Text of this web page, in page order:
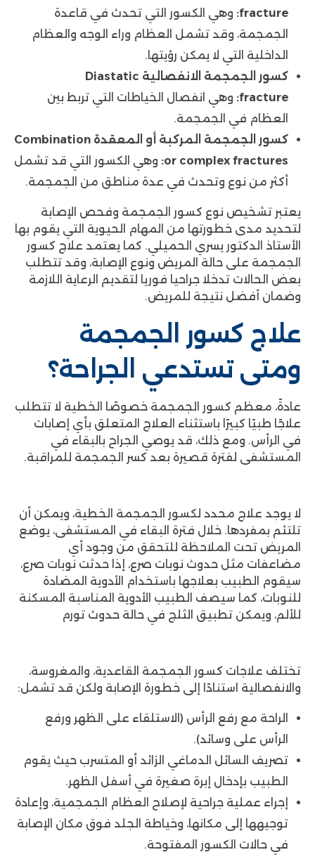
fracture: وهي الكسور التي تحدث في قاعدة
الجمجمة، وقد تشمل العظام وراء الوجه والعظام
الداخلية التي لا يمكن رؤيتها.
كسور الجمجمة الانفصالية Diastatic
fracture: وهي انفصال الخياطات التي تربط بين
العظام في الجمجمة.
كسور الجمجمة المركبة أو المعقدة Combination
or complex fractures: وهي الكسور التي قد تشمل
أكثر من نوع وتحدث في عدة مناطق من الجمجمة.
يعتبر تشخيص نوع كسور الجمجمة وفحص الإصابة
لتحديد مدى خطورتها من المهام الحيوية التي يقوم بها
الأستاذ الدكتور يسري الحميلي. كما يعتمد علاج كسور
الجمجمة على حالة المريض ونوع الإصابة، وقد تتطلب
بعض الحالات تدخلا جراحيا فوريا لتقديم الرعاية اللازمة
وضمان أفضل نتيجة للمريض.
علاج كسور الجمجمة
ومتى تستدعي الجراحة؟
عادةً، معظم كسور الجمجمة خصوصًا الخطية لا تتطلب
علاجًا طبيًا كبيرًا باستثناء العلاج المتعلق بأي إصابات
في الرأس. ومع ذلك، قد يوصي الجراح بالبقاء في
المستشفى لفترة قصيرة بعد كسر الجمجمة للمراقبة.
لا يوجد علاج محدد لكسور الجمجمة الخطية، ويمكن أن
تلتئم بمفردها. خلال فترة البقاء في المستشفى، يوضع
المريض تحت الملاحظة للتحقق من وجود أي
مضاعفات مثل حدوث نوبات صرع، إذا حدثت نوبات صرع،
سيقوم الطبيب بعلاجها باستخدام الأدوية المضادة
للنوبات، كما سيصف الطبيب الأدوية المناسبة المسكنة
للألم، ويمكن تطبيق الثلج في حالة حدوث تورم
تختلف علاجات كسور الجمجمة القاعدية، والمغروسة،
والانفصالية استنادًا إلى خطورة الإصابة ولكن قد تشمل:
الراحة مع رفع الرأس (الاستلقاء على الظهر ورفع
الرأس على وسائد).
تصريف السائل الدماغي الزائد أو المتسرب حيث يقوم
الطبيب بإدخال إبرة صغيرة في أسفل الظهر.
إجراء عملية جراحية لإصلاح العظام الجمجمية، وإعادة
توجيهها إلى مكانها، وخياطة الجلد فوق مكان الإصابة
في حالات الكسور المفتوحة.